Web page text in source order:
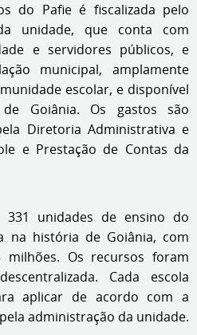
do Pafie é fiscalizada pelo
unidade, que conta com
e servidores públicos, e
municipal, amplamente
escolar, e disponível
Goiânia. Os gastos são
Diretoria Administrativa e
e Prestação de Contas da
unidades de ensino do
na história de Goiânia, com
milhões. Os recursos foram
Cada escola
aplicar de acordo com a
administração da unidade.